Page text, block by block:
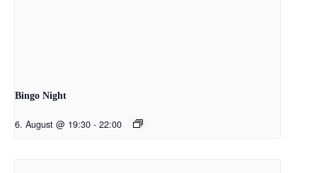
Bingo Night
6. August @ 19:30 - 22:00